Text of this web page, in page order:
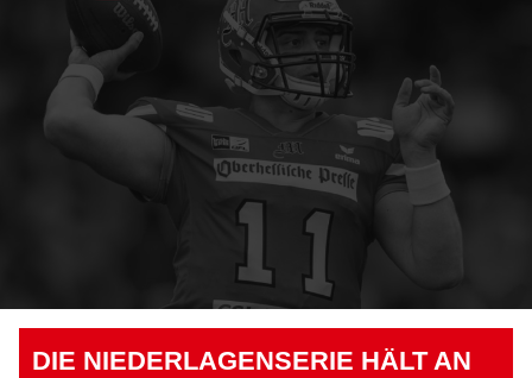
DIE NIEDERLAGENSERIE HÄLT AN